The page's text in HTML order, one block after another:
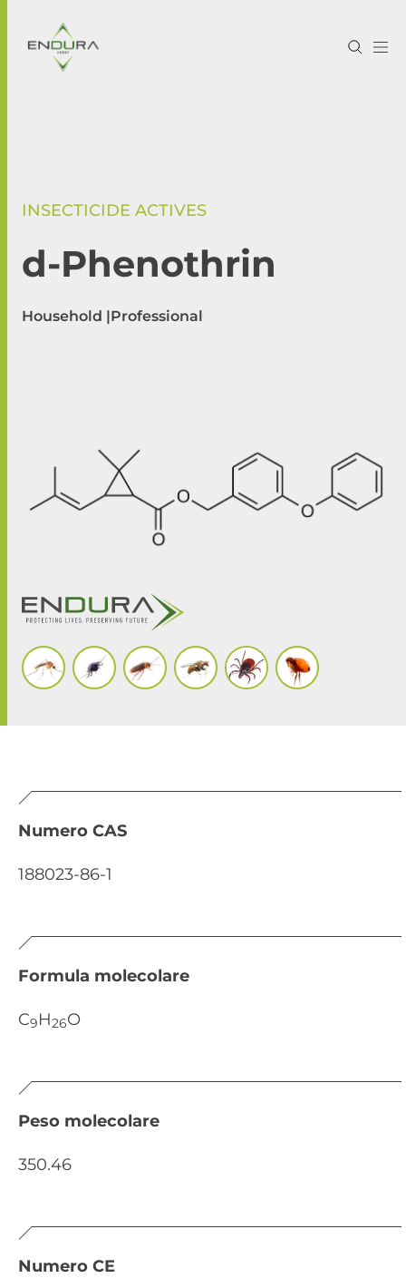
INSECTICIDE ACTIVES
d-Phenothrin
Household |Professional
Numero CAS
188023-86-1
Formula molecolare
C9H26O
Peso molecolare
350.46
Numero CE